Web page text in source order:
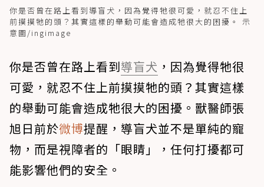
你是否曾在路上看到導盲犬，因為覺得牠很可愛，就忍不住上
前摸摸牠的頭？其實這樣的舉動可能會造成牠很大的困擾。 示
意圖/ingimage
你是否曾在路上看到導盲犬 ，因為覺得牠很
可愛，就忍不住上前摸摸牠的頭？其實這樣
的舉動可能會造成牠很大的困擾。獸醫師張
旭日前於微博提醒，導盲犬並不是單純的寵
物，而是視障者的「眼睛」，任何打擾都可
能影響他們的安全。